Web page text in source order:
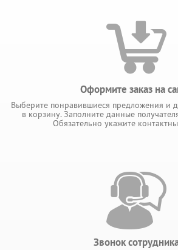
Оформите заказ на
Выберите понравившиеся предложения и
в корзину. Заполните данные
Обязательно укажите
Звонок